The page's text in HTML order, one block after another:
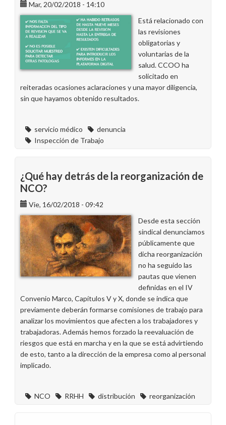
Mar, 20/02/2018 - 14:10
Está relacionado con
las revisiones
obligatorias y
voluntarias de la
salud. CCOO ha
solicitado en
reiteradas ocasiones aclaraciones y una mayor diligencia,
sin que hayamos obtenido resultados.
servicio médico
denuncia
Inspección de Trabajo
¿Qué hay detrás de la reorganización de
NCO?
Vie, 16/02/2018 - 09:42
Desde esta sección
sindical denunciamos
públicamente que
dicha reorganización
no ha seguido las
pautas que vienen
definidas en el IV
Convenio Marco, Capítulos V y X, donde se indica que
previamente deberán formarse comisiones de trabajo para
analizar los movimientos que afecten a los trabajadores y
trabajadoras. Además hemos forzado la reevaluación de
riesgos que está en marcha y en la que se está advirtiendo
de esto, tanto a la dirección de la empresa como al personal
implicado.
NCO RRHH distribución reorganización